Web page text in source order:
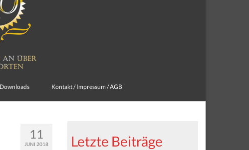
Downloads Kontakt / Impressum / AGB
11
JUNI 2018 Letzte Beiträge